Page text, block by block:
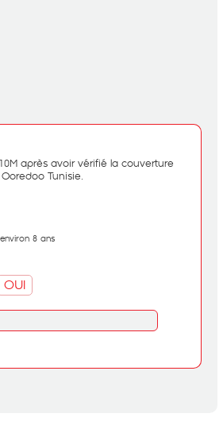
après avoir vérifié la couverture
Tunisie.
8 ans
OUI